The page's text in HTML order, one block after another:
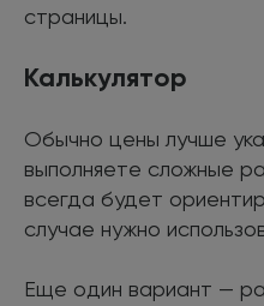
страницы.
Калькулятор
Обычно цены лучше
выполняете сложные
всегда будет
случае нужно
Еще один вариант —